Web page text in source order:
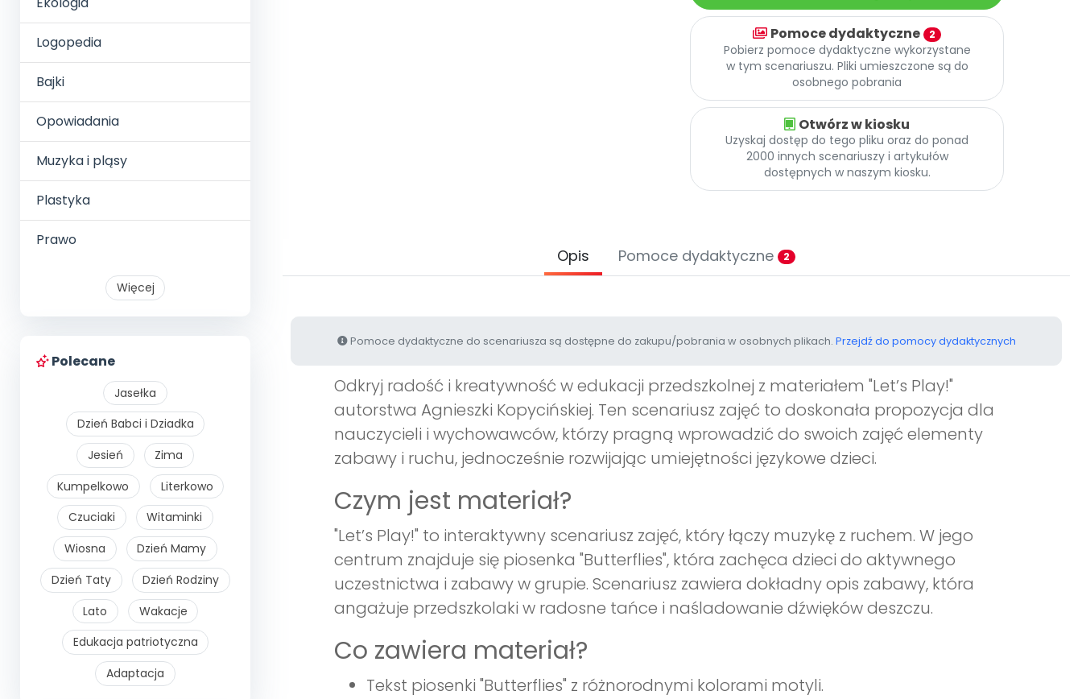
Logopedia
Bajki
Opowiadania
Muzyka i pląsy
Plastyka
Prawo
Więcej
Polecane
Jasełka
Dzień Babci i Dziadka
Jesień
Zima
Kumpelkowo
Literkowo
Czuciaki
Witaminki
Wiosna
Dzień Mamy
Dzień Taty
Dzień Rodziny
Lato
Wakacje
Edukacja patriotyczna
Adaptacja
Pomoce dydaktyczne 2
Pobierz pomoce dydaktyczne wykorzystane
w tym scenariuszu. Pliki umieszczone są do
osobnego pobrania
Otwórz w kiosku
Uzyskaj dostęp do tego pliku oraz do ponad
2000 innych scenariuszy i artykułów
dostępnych w naszym kiosku.
Opis Pomoce dydaktyczne 2
Pomoce dydaktyczne do scenariusza są dostępne do zakupu/pobrania w osobnych plikach. Przejdź do pomocy dydaktycznych
Odkryj radość i kreatywność w edukacji przedszkolnej z materiałem "Let’s Play!"
autorstwa Agnieszki Kopycińskiej. Ten scenariusz zajęć to doskonała propozycja dla
nauczycieli i wychowawców, którzy pragną wprowadzić do swoich zajęć elementy
zabawy i ruchu, jednocześnie rozwijając umiejętności językowe dzieci.
Czym jest materiał?
"Let’s Play!" to interaktywny scenariusz zajęć, który łączy muzykę z ruchem. W jego
centrum znajduje się piosenka "Butterflies", która zachęca dzieci do aktywnego
uczestnictwa i zabawy w grupie. Scenariusz zawiera dokładny opis zabawy, która
angażuje przedszkolaki w radosne tańce i naśladowanie dźwięków deszczu.
Co zawiera materiał?
Tekst piosenki "Butterflies" z różnorodnymi kolorami motyli.